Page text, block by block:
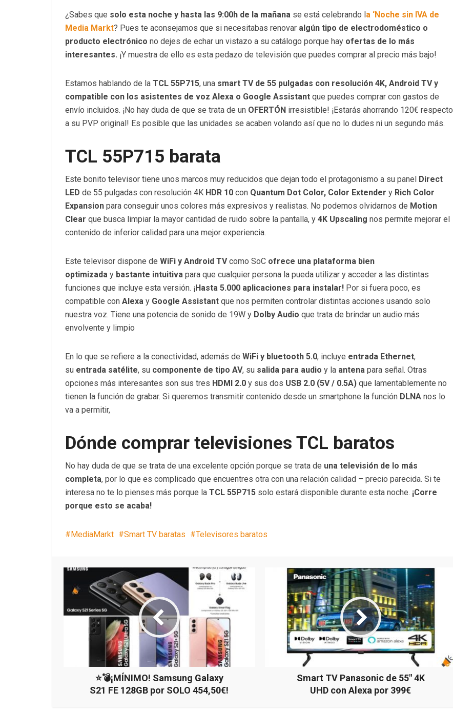
¿Sabes que solo esta noche y hasta las 9:00h de la mañana se está celebrando la ‘Noche sin IVA de
Media Markt? Pues te aconsejamos que si necesitabas renovar algún tipo de electrodoméstico o
producto electrónico no dejes de echar un vistazo a su catálogo porque hay ofertas de lo más
interesantes. ¡Y muestra de ello es esta pedazo de televisión que puedes comprar al precio más bajo!
Estamos hablando de la TCL 55P715, una smart TV de 55 pulgadas con resolución 4K, Android TV y
compatible con los asistentes de voz Alexa o Google Assistant que puedes comprar con gastos de
envío incluidos. ¡No hay duda de que se trata de un OFERTÓN irresistible! ¡Estarás ahorrando 120€ respecto
a su PVP original! Es posible que las unidades se acaben volando así que no lo dudes ni un segundo más.
TCL 55P715 barata
Este bonito televisor tiene unos marcos muy reducidos que dejan todo el protagonismo a su panel Direct
LED de 55 pulgadas con resolución 4K HDR 10 con Quantum Dot Color, Color Extender y Rich Color
Expansion para conseguir unos colores más expresivos y realistas. No podemos olvidarnos de Motion
Clear que busca limpiar la mayor cantidad de ruido sobre la pantalla, y 4K Upscaling nos permite mejorar el
contenido de inferior calidad para una mejor experiencia.
Este televisor dispone de WiFi y Android TVcomo SoC ofrece una plataforma bien
optimizada y bastante intuitiva para que cualquier persona la pueda utilizar y acceder a las distintas
funciones que incluye esta versión. ¡Hasta 5.000 aplicaciones para instalar! Por si fuera poco, es
compatible con Alexa y Google Assistant que nos permiten controlar distintas acciones usando solo
nuestra voz. Tiene una potencia de sonido de 19W y Dolby Audio que trata de brindar un audio más
envolvente y limpio
En lo que se refiere a la conectividad, además de WiFi y bluetooth 5.0, incluye entrada Ethernet,
su entrada satélite, su componente de tipo AV, su salida para audio y la antena para señal. Otras
opciones más interesantes son sus tres HDMI 2.0 y sus dos USB 2.0 (5V / 0.5A) que lamentablemente no
tienen la función de grabar. Si queremos transmitir contenido desde un smartphone la función DLNA nos lo
va a permitir,
Dónde comprar televisiones TCL baratos
No hay duda de que se trata de una excelente opción porque se trata de una televisión de lo más
completa, por lo que es complicado que encuentres otra con una relación calidad – precio parecida. Si te
interesa no te lo pienses más porque la TCL 55P715 solo estará disponible durante esta noche. ¡Corre
porque esto se acaba!
MediaMarkt Smart TV baratas Televisores baratos
⭐️💣¡MÍNIMO! Samsung Galaxy
S21 FE 128GB por SOLO 454,50€!
Smart TV Panasonic de 55″ 4K
UHD con Alexa por 399€